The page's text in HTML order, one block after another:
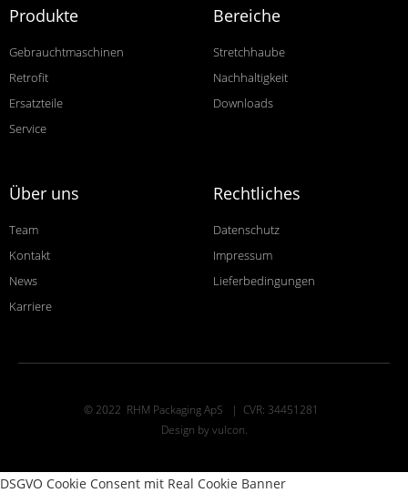
Produkte
Gebrauchtmaschinen
Retrofit
Ersatzteile
Service
Bereiche
Stretchhaube
Nachhaltigkeit
Downloads
Über uns
Team
Kontakt
News
Karriere
Rechtliches
Datenschutz
Impressum
Lieferbedingungen
© 2022 RHM Packaging ApS | CVR: 34451281
Design by vulcon.
DSGVO Cookie Consent mit Real Cookie Banner